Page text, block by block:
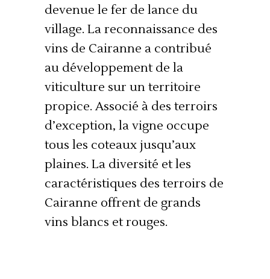
devenue le fer de lance du
village. La reconnaissance des
vins de Cairanne a contribué
au développement de la
viticulture sur un territoire
propice. Associé à des terroirs
d’exception, la vigne occupe
tous les coteaux jusqu’aux
plaines. La diversité et les
caractéristiques des terroirs de
Cairanne offrent de grands
vins blancs et rouges.